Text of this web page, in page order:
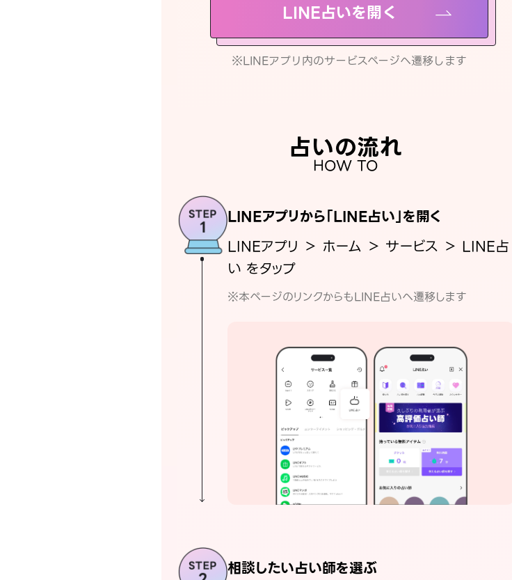
LINE占いを開く
※LINEアプリ内のサービスページへ遷移します
占いの流れ
HOW TO
LINEアプリから「LINE占い」を開く
LINEアプリ ＞ ホーム ＞ サービス ＞ LINE占
い をタップ
※本ページのリンクからもLINE占いへ遷移します
相談したい占い師を選ぶ